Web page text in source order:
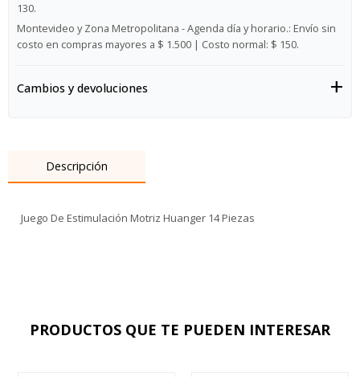
130.
Montevideo y Zona Metropolitana - Agenda día y horario.: Envío sin
costo en compras mayores a $ 1.500 | Costo normal: $ 150.
Cambios y devoluciones
Descripción
Juego De Estimulación Motriz Huanger 14 Piezas
PRODUCTOS QUE TE PUEDEN INTERESAR